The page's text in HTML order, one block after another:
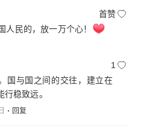
首赞
人民的，放一万个心！
1
国与国之间的交往，建立在
稳致远。
回复